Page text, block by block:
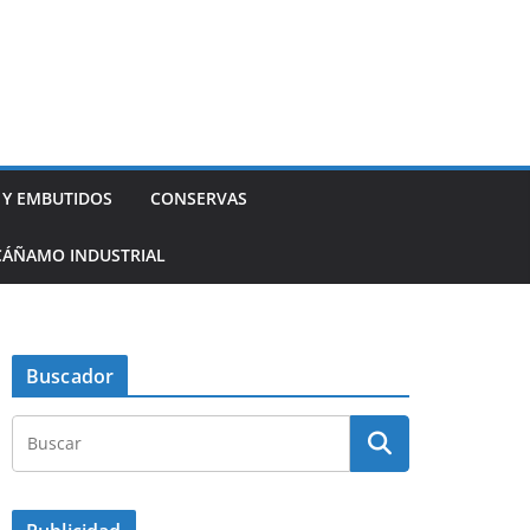
EMBUTIDOS CONSERVAS
INDUSTRIAL
Buscador